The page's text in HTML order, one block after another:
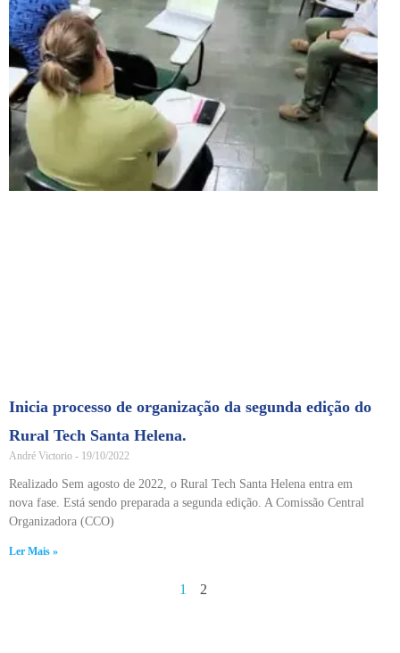
Inicia processo de organização da segunda edição do
Rural Tech Santa Helena.
André Victorio 19/10/2022
Realizado Sem agosto de 2022, o Rural Tech Santa Helena entra em
nova fase. Está sendo preparada a segunda edição. A Comissão Central
Organizadora (CCO)
Ler Mais »
1 2